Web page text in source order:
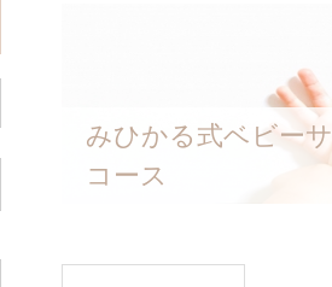
みひかる式ベビー
コース